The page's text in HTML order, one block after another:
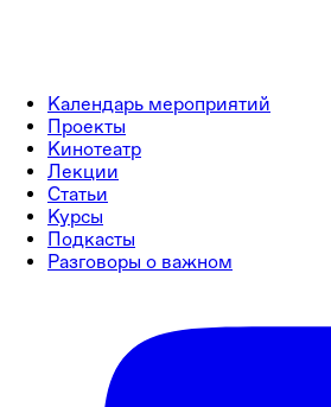
Календарь мероприятий
Проекты
Кинотеатр
Лекции
Статьи
Курсы
Подкасты
Разговоры о важном